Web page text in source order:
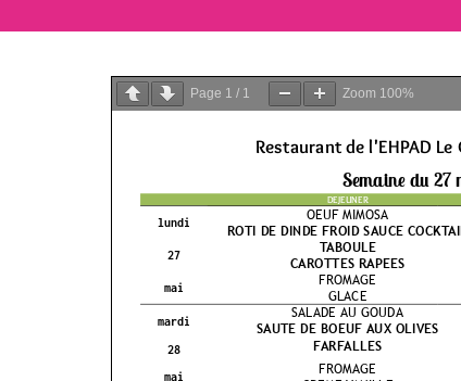
Page 1 / 1 Zoom 100%